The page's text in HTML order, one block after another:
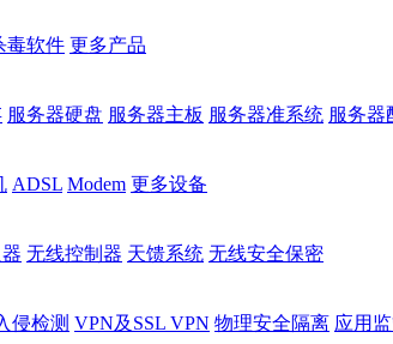
毒软件 更多产品
服务器硬盘 服务器主板 服务器准系统 服务器
ADSL Modem 更多设备
无线控制器 天馈系统 无线安全保密
侵检测 VPN及SSL VPN 物理安全隔离 应用